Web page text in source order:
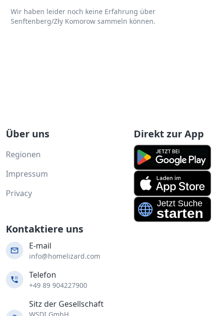
Wir haben leider noch keine Erfahrung über
Senftenberg/Zły Komorow sammeln können.
Über uns
Regionen
Impressum
Privacy
Direkt zur App
Kontaktiere uns
E-mail
info@homelizard.com
Telefon
+49 89 904227900
Sitz der Gesellschaft